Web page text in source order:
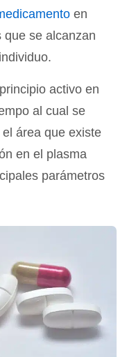
en
que se alcanzan
activo en
al cual se
área que existe
en el plasma
parámetros